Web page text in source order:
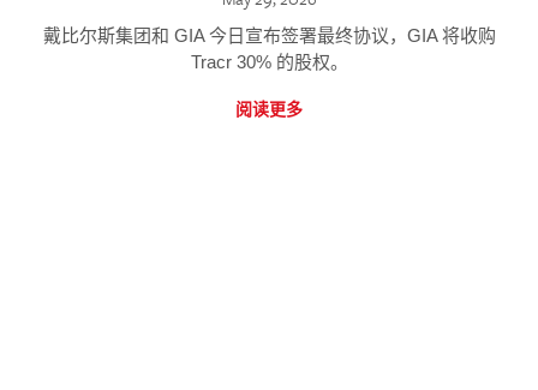
戴比尔斯集团和 GIA 今日宣布签署最终协议，GIA 将收购
Tracr 30% 的股权。
阅读更多